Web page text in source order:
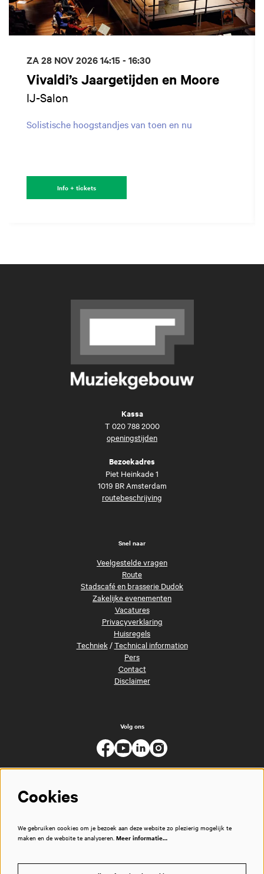
Vivaldi’s Jaargetijden en Moore
IJ-Salon
Solistische hoogstandjes van toen en nu
ZA 28 NOV 202614:15 - 16:30
Info + tickets
Kassa
T 020 788 2000
openingstijden
Bezoekadres
Piet Heinkade 1
1019 BR Amsterdam
routebeschrijving
Snel naar
Veelgestelde vragen
Route
Stadscafé en brasserie Dudok
Zakelijke evenementen
Vacatures
Privacyverklaring
Huisregels
Techniek/Technical information
Pers
Contact
Disclaimer
Volg ons
Cookies
We gebruiken cookies om je bezoek aan deze website zo plezierig mogelijk te
maken en de website te analyseren. Meer informatie…